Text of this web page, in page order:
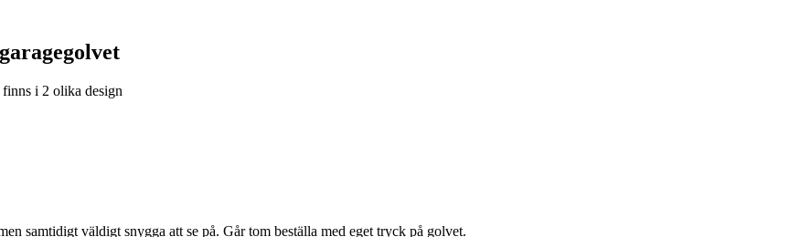
i 2 olika design
samtidigt väldigt snygga att se på. Går tom beställa med eget tryck på golvet.